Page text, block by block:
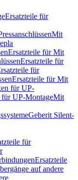
Ersatzteile für
Mit
Ersatzteile für Mit
Ersatzteile für
für
Ersatzteile für Mit
für UP-
für UP-MontageMit
Geberit Silent-
für
Ersatzteile
auf andere